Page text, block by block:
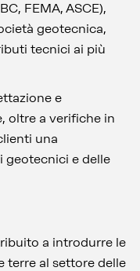
FEMA, ASCE),
geotecnica,
tecnici ai più
e
oltre a verifiche in
una
geotecnici e delle
a introdurre le
terre al settore delle